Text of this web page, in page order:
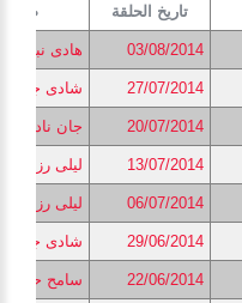
تاريخ الحلقة ضيف
03/08/2014 هادى نبيل
27/07/2014 شادى جورج
20/07/2014 جان نادي
13/07/2014 ليلى رزق
06/07/2014 ليلى رزق
29/06/2014 شادى جورج
22/06/2014 سامح حنا